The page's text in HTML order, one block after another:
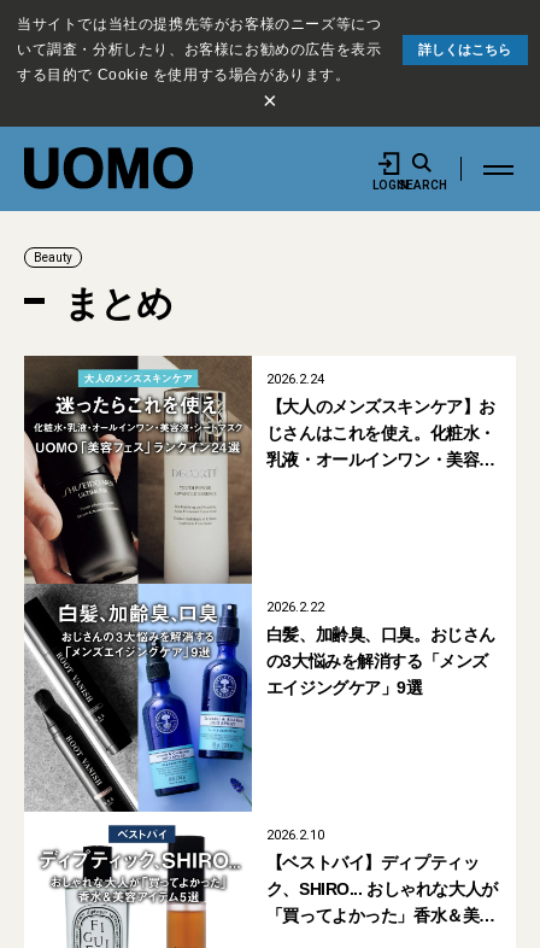
当サイトでは当社の提携先等がお客様のニーズ等につ
いて調査・分析したり、お客様にお勧めの広告を表示
する目的で Cookie を使用する場合があります。
詳しくはこちら
×
LOGINSEARCH
Beauty
まとめ
2026.2.24
【大人のメンズスキンケア】お
じさんはこれを使え。化粧水・
乳液・オールインワン・美容
2026.2.22
白髪、加齢臭、口臭。おじさん
の3大悩みを解消する「メンズ
エイジングケア」9選
2026.2.10
【ベストバイ】ディプティッ
ク、SHIRO... おしゃれな大人が
「買ってよかった」香水＆美容